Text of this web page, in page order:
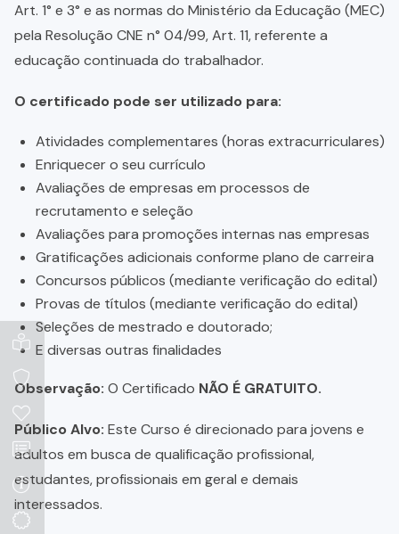
Art. 1° e 3° e as normas do Ministério da Educação (MEC)
pela Resolução CNE n° 04/99, Art. 11, referente a
educação continuada do trabalhador.
O certificado pode ser utilizado para:
Atividades complementares (horas extracurriculares)
Enriquecer o seu currículo
Avaliações de empresas em processos de
recrutamento e seleção
Avaliações para promoções internas nas empresas
Gratificações adicionais conforme plano de carreira
Concursos públicos (mediante verificação do edital)
Provas de títulos (mediante verificação do edital)
Seleções de mestrado e doutorado;
E diversas outras finalidades
Observação: O Certificado NÃO É GRATUITO.
Público Alvo: Este Curso é direcionado para jovens e
adultos em busca de qualificação profissional,
estudantes, profissionais em geral e demais
interessados.